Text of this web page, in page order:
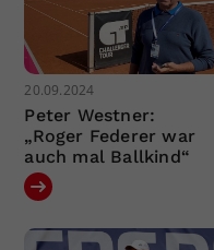
20.09.2024
Peter Westner:
„Roger Federer war
auch mal Ballkind“